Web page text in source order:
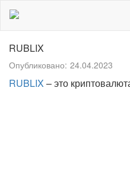
RUBLIX
Опубликовано: 24.04.2023
RUBLIX – это